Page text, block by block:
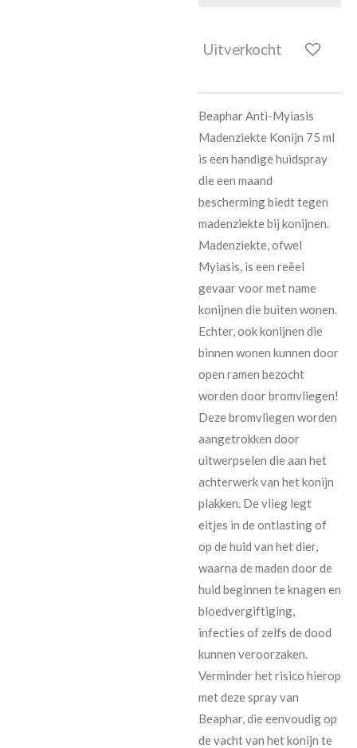
Uitverkocht
Beaphar Anti-Myiasis
Madenziekte Konijn 75 ml
is een handige huidspray
die een maand
bescherming biedt tegen
madenziekte bij konijnen.
Madenziekte, ofwel
Myiasis, is een reëel
gevaar voor met name
konijnen die buiten wonen.
Echter, ook konijnen die
binnen wonen kunnen door
open ramen bezocht
worden door bromvliegen!
Deze bromvliegen worden
aangetrokken door
uitwerpselen die aan het
achterwerk van het konijn
plakken. De vlieg legt
eitjes in de ontlasting of
op de huid van het dier,
waarna de maden door de
huid beginnen te knagen en
bloedvergiftiging,
infecties of zelfs de dood
kunnen veroorzaken.
Verminder het risico hierop
met deze spray van
Beaphar, die eenvoudig op
de vacht van het konijn te